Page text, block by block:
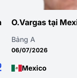
O.Vargas tại
Bảng A
06/07/2026
Mexico